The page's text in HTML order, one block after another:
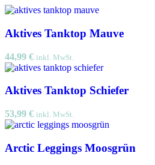
Aktives Tanktop Mauve
44,99 € inkl. MwSt.
Aktives Tanktop Schiefer
53,99 € inkl. MwSt.
Arctic Leggings Moosgrün